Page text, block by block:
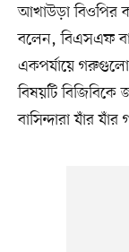
আখাউড়া বিওপির
বলেন, বিএসএফ
একপর্যায়ে গরুগুলো
বিষয়টি
বাসিন্দারা যাঁর